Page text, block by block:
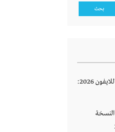
تحميل تطبيق Eashahtech اعاشتك للايفون 2026:
لعبة فكرمان Fuckerman Rv Apk النسخة